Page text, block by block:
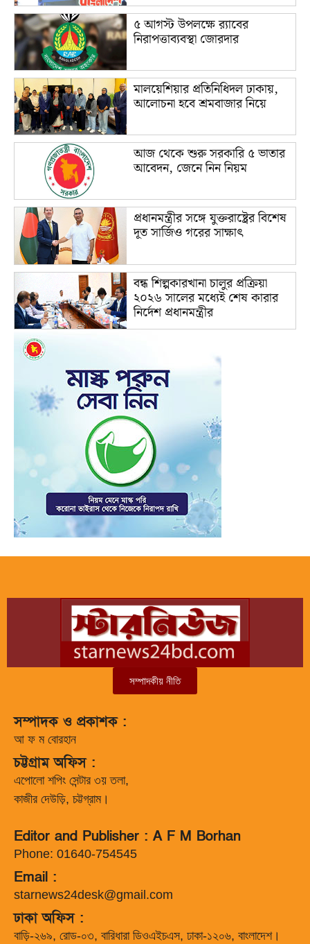
৫ আগস্ট উপলক্ষে র‌্যাবের
নিরাপত্তাব্যবস্থা জোরদার
মালয়েশিয়ার প্রতিনিধিদল ঢাকায়,
আলোচনা হবে শ্রমবাজার নিয়ে
আজ থেকে শুরু সরকারি ৫ ভাতার
আবেদন, জেনে নিন নিয়ম
প্রধানমন্ত্রীর সঙ্গে যুক্তরাষ্ট্রের বিশেষ
দূত সার্জিও গরের সাক্ষাৎ
বন্ধ শিল্পকারখানা চালুর প্রক্রিয়া
২০২৬ সালের মধ্যেই শেষ কারার
নির্দেশ প্রধানমন্ত্রীর
সম্পাদকীয় নীতি
সম্পাদক ও প্রকাশক :
আ ফ ম বোরহান
চট্টগ্রাম অফিস :
এপোলো শপিং সেন্টার ৩য় তলা,
কাজীর দেউড়ি, চট্টগ্রাম।
Editor and Publisher : A F M Borhan
Phone: 01640-754545
Email :
starnews24desk@gmail.com
ঢাকা অফিস :
বাড়ি-২৬৯, রোড-০৩, বারিধারা ডিওএইচএস, ঢাকা-১২০৬, বাংলাদেশ।